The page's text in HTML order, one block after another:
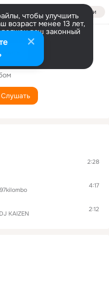
Войти
чтобы улучшить
возраст менее 13 лет,
ваш законный
Слушать
2:28
97kilombo
4:17
DJ KAIZEN
2:12